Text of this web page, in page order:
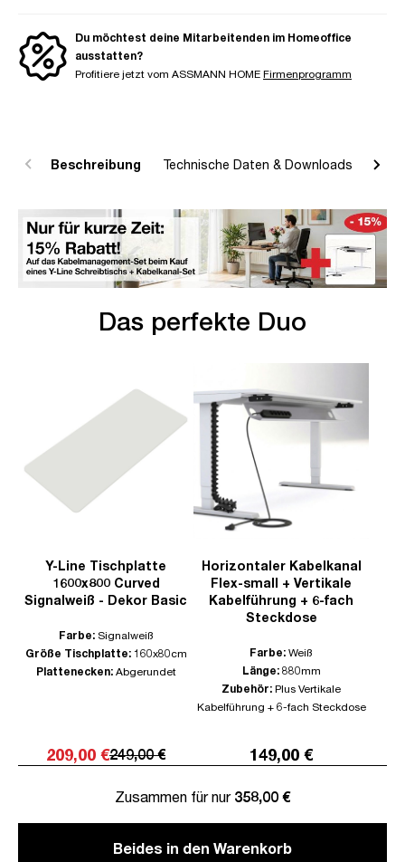
Du möchtest deine Mitarbeitenden im Homeoffice
ausstatten?
Profitiere jetzt vom ASSMANN HOME Firmenprogramm
Beschreibung Technische Daten & Downloads
Das perfekte Duo
Y-Line Tischplatte
1600x800 Curved
Signalweiß - Dekor Basic
Farbe: Signalweiß
Größe Tischplatte: 160x80cm
Plattenecken: Abgerundet
209,00 €249,00 €
Horizontaler Kabelkanal
Flex-small + Vertikale
Kabelführung + 6-fach
Steckdose
Farbe: Weiß
Länge: 880mm
Zubehör: Plus Vertikale
Kabelführung + 6-fach Steckdose
149,00 €
Zusammen für nur 358,00 €
Beides in den Warenkorb